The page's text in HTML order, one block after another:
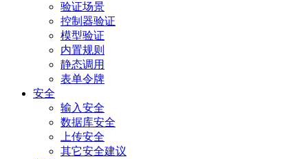
验证场景
控制器验证
模型验证
内置规则
静态调用
表单令牌
安全
输入安全
数据库安全
上传安全
其它安全建议